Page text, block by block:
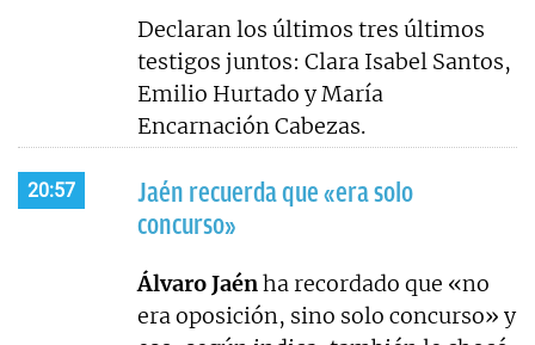
Declaran los últimos tres últimos
testigos juntos: Clara Isabel Santos,
Emilio Hurtado y María
Encarnación Cabezas.
20:57
Jaén recuerda que «era solo
concurso»
Álvaro Jaénha recordado que «no
era oposición, sino solo concurso» y